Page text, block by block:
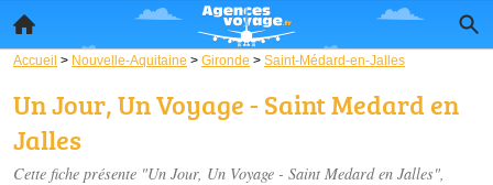
Accueil > Nouvelle-Aquitaine > Gironde > Saint-Médard-en-Jalles
Un Jour, Un Voyage - Saint Medard en
Jalles
Cette fiche présente "Un Jour, Un Voyage - Saint Medard en Jalles",